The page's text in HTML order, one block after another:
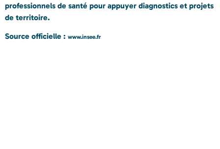
professionnels de santé pour appuyer diagnostics et projets
de territoire.
Source officielle : www.insee.fr